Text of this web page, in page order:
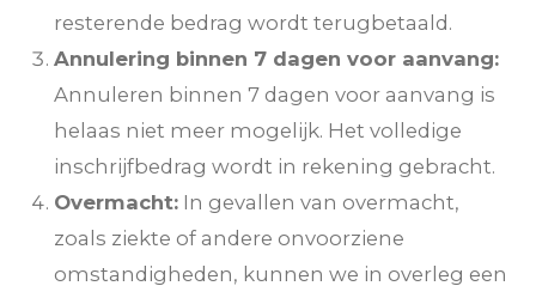
resterende bedrag wordt terugbetaald.
Annulering binnen 7 dagen voor aanvang:
Annuleren binnen 7 dagen voor aanvang is
helaas niet meer mogelijk. Het volledige
inschrijfbedrag wordt in rekening gebracht.
Overmacht: In gevallen van overmacht,
zoals ziekte of andere onvoorziene
omstandigheden, kunnen we in overleg een